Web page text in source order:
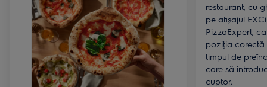
restaurant, cu
pe afișajul
PizzaExpert,
poziţia corectă
timpul de
care să
cuptor.